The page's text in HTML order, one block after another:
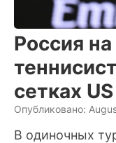
Россия
сетках
Опубликовано:
В одиночных